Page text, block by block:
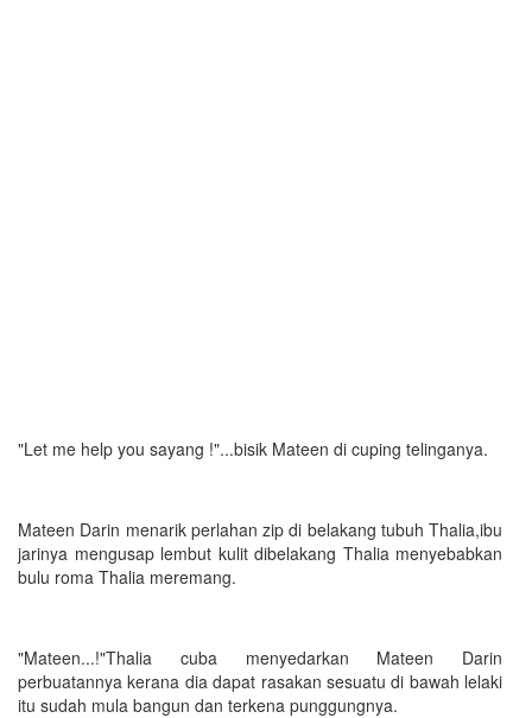
"Let me help you sayang !"...bisik Mateen di cuping telinganya.
Mateen Darin menarik perlahan zip di belakang tubuh Thalia,ibu
jarinya mengusap lembut kulit dibelakang Thalia menyebabkan
bulu roma Thalia meremang.
"Mateen...!"Thalia cuba menyedarkan Mateen Darin
perbuatannya kerana dia dapat rasakan sesuatu di bawah lelaki
itu sudah mula bangun dan terkena punggungnya.